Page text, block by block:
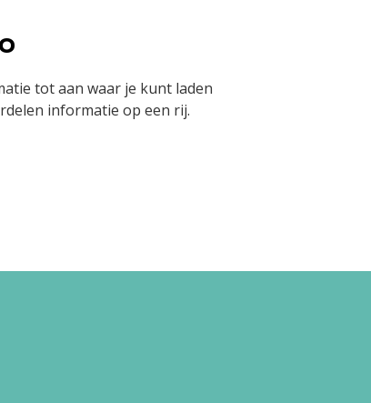
tot aan waar je kunt laden
informatie op een rij.